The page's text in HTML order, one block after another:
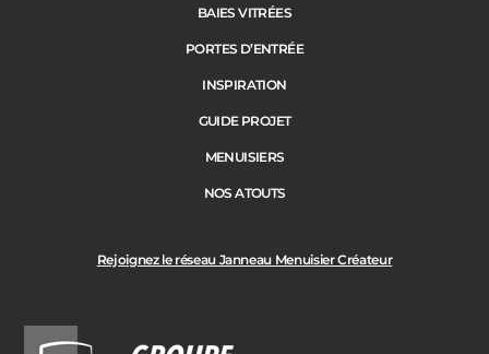
Rejoignez le réseau Janneau Menuisier Créateur
BAIES VITRÉES
PORTES D’ENTRÉE
INSPIRATION
GUIDE PROJET
MENUISIERS
NOS ATOUTS